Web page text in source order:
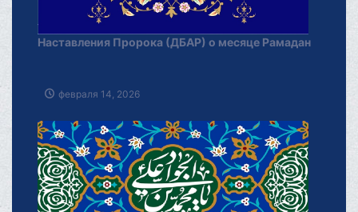
Наставления Пророка (ДБАР) о месяце Рамадан
февраля 14, 2026